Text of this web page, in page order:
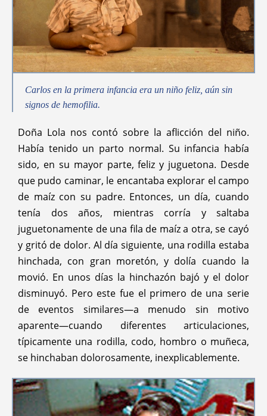
Carlos en la primera infancia era un niño feliz, aún sin
signos de hemofilia.
Doña Lola nos contó sobre la aflicción del niño.
Había tenido un parto normal. Su infancia había
sido, en su mayor parte, feliz y juguetona. Desde
que pudo caminar, le encantaba explorar el campo
de maíz con su padre. Entonces, un día, cuando
tenía dos años, mientras corría y saltaba
juguetonamente de una fila de maíz a otra, se cayó
y gritó de dolor. Al día siguiente, una rodilla estaba
hinchada, con gran moretón, y dolía cuando la
movió. En unos días la hinchazón bajó y el dolor
disminuyó. Pero este fue el primero de una serie
de eventos similares—a menudo sin motivo
aparente—cuando diferentes articulaciones,
típicamente una rodilla, codo, hombro o muñeca,
se hinchaban dolorosamente, inexplicablemente.